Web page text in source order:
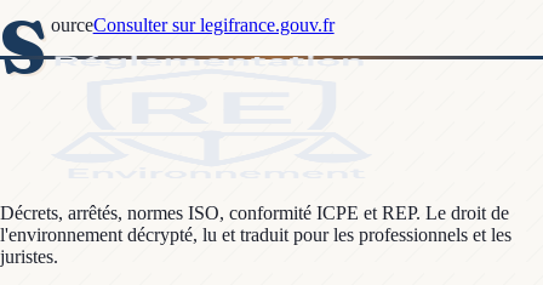
S ourceConsulter sur legifrance.gouv.fr
Décrets, arrêtés, normes ISO, conformité ICPE et REP. Le droit de
l'environnement décrypté, lu et traduit pour les professionnels et les
juristes.